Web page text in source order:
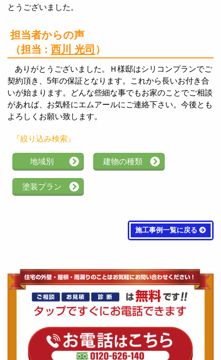
とうございました。
担当者からの声
（担当 :西川 光司 ）
ありがとうございました。Ｈ様邸はシリコンプランでご
契約頂き、5年の保証となります。これから長いお付き合
いが始まります。どんな些細な事でもお家のことでご相談
があれば、お気軽にエムアールにご連絡下さい。今後とも
よろしくお願い致します。
『絞り込み検索』
地域別 建物の種類
塗装プラン
施工事例一覧に戻る